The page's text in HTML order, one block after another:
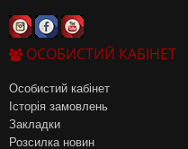
ОСОБИСТИЙ КАБІНЕТ
Особистий кабінет
Історія замовлень
Закладки
Розсилка новин